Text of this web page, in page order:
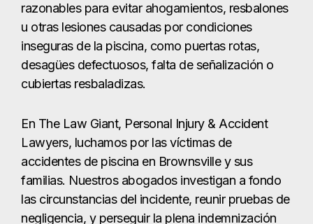
razonables para evitar ahogamientos, resbalones
u otras lesiones causadas por condiciones
inseguras de la piscina, como puertas rotas,
desagües defectuosos, falta de señalización o
cubiertas resbaladizas.
En The Law Giant, Personal Injury & Accident
Lawyers, luchamos por las víctimas de
accidentes de piscina en Brownsville y sus
familias. Nuestros abogados investigan a fondo
las circunstancias del incidente, reunir pruebas de
negligencia, y perseguir la plena indemnización